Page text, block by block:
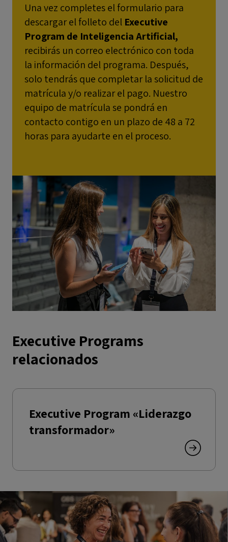
Una vez completes el formulario para
descargar el folleto del Executive
Program de Inteligencia Artificial,
recibirás un correo electrónico con toda
la información del programa. Después,
solo tendrás que completar la solicitud de
matrícula y/o realizar el pago. Nuestro
equipo de matrícula se pondrá en
contacto contigo en un plazo de 48 a 72
horas para ayudarte en el proceso.
Executive Programs
relacionados
Executive Program «Liderazgo
transformador»